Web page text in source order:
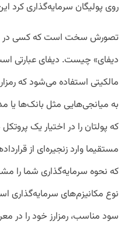
روی پولیگان سرمایه‌گذاری کرد این رقم به ۷
تصورش سخت است که کسی در
دیفای» چیست. دیفای عبارتی
مالکیتی استفاده می‌شود که
به میانجی‌هایی مثل بانک‌ها یا
که پولتان را در اختیار یک
مستقیما وارد زنجیره‌ای از
که نحوه سرمایه‌گذاری شما را
نوع مکانیزم‌های سرمایه‌گذاری
سود مناسب، رمزارز خود را در